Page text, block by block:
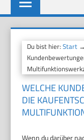
Du bist hier:Start →
WELCHE
DIE
Wenn du darüber